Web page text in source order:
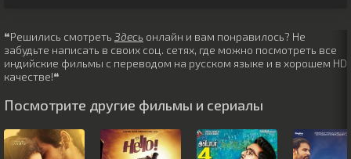
❝Решились смотреть Здесь онлайн и вам понравилось? Не
забудьте написать в своих соц. сетях, где можно посмотреть все
индийские фильмы с переводом на русском языке и в хорошем HD
качестве!❝
Посмотрите другие фильмы и сериалы